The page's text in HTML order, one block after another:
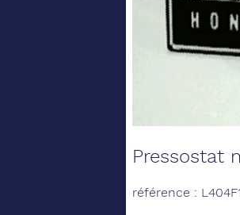
Pressostat
référence :